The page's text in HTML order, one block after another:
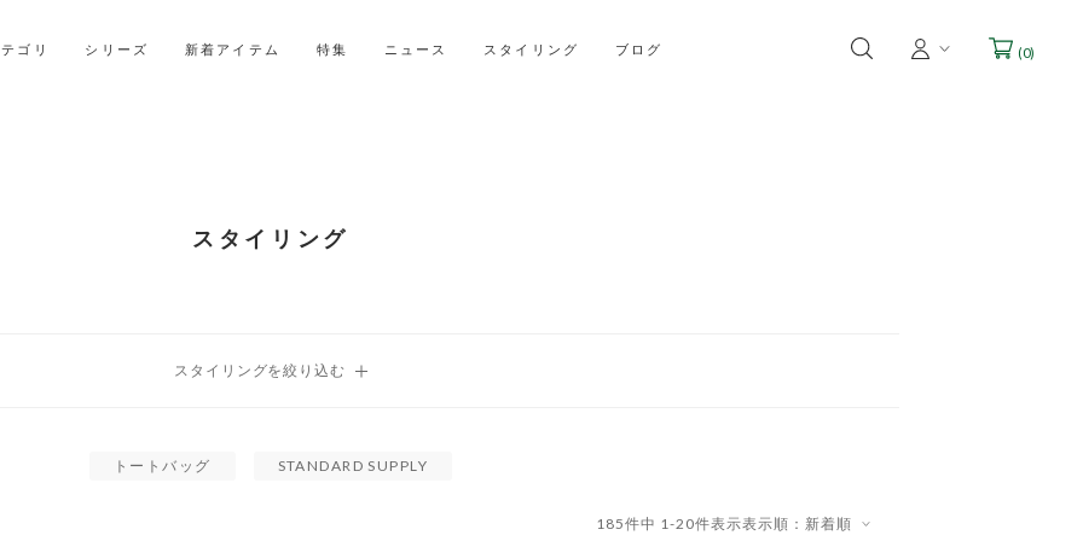
ゴリ
シリーズ 新着アイテム 特集 ニュース スタイリング ブログ (0)
スタイリング
トートバッグ STANDARD SUPPLY
表示順：新着順
185件中 1-20件表示